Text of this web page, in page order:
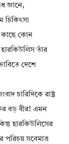
জানে,
চিকিৎসা
কাছে কোন
তাঁর
দেশে
চারিদিকে রাষ্ট্র
বড় বীর! এমন
হারকিউলিসের
সবেমাত্র